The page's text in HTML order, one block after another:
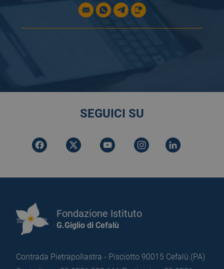
SEGUICI SU
Fondazione Istituto
G.Giglio di Cefalù
Contrada Pietrapollastra - Pisciotto 90015 Cefalù (PA)